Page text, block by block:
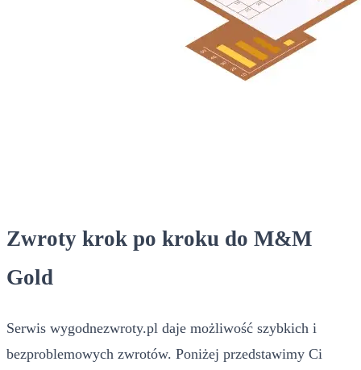
Zwroty krok po kroku do M&M
Gold
Serwis wygodnezwroty.pl daje możliwość szybkich i
bezproblemowych zwrotów. Poniżej przedstawimy Ci